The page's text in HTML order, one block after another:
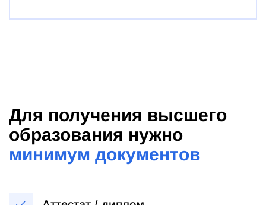
Для получения высшего
образования нужно
минимум документов